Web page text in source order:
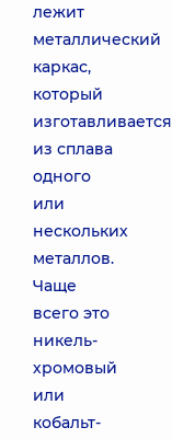
лежит
металлический
каркас,
который
изготавливается
из сплава
одного
или
нескольких
металлов.
Чаще
всего это
никель-
хромовый
или
кобальт-